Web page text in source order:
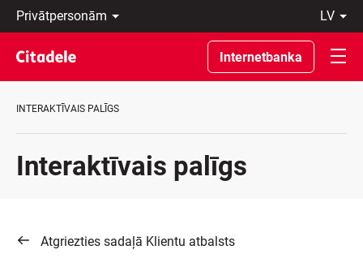
Privātpersonām
Uzņēmumiem
Private
Banking
Par
C
lv
Latviski
По-
русски
In
Internetbanka
INTERAKTĪVAIS PALĪGS
Interaktīvais palīgs
Atgriezties sadaļā Klientu atbalsts